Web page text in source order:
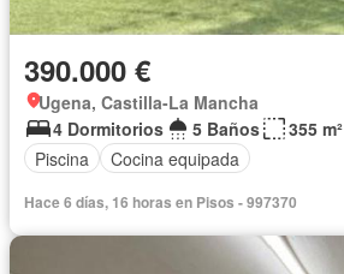
390.000 €
Ugena, Castilla-La Mancha
4 Dormitorios
5 Baños
355 m²
Piscina
Cocina equipada
Hace 6 días, 16 horas en Pisos - 997370